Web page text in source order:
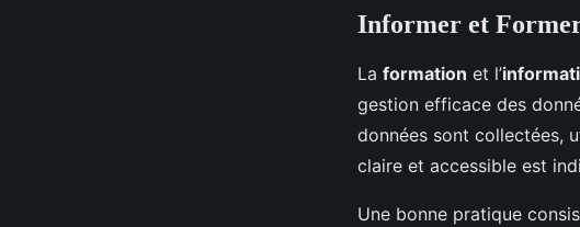
Informer et
La formation et l’
gestion efficace des
données sont collectées,
claire et accessible est
Une bonne pratique